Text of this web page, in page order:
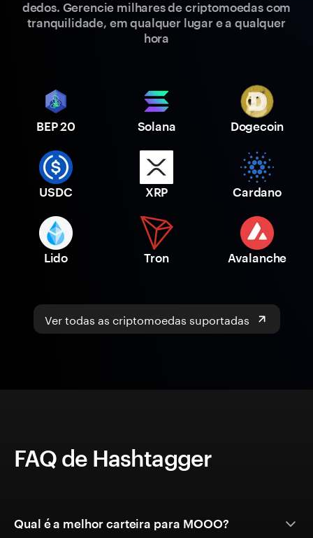
dedos. Gerencie milhares de criptomoedas com
tranquilidade, em qualquer lugar e a qualquer
hora
BEP 20 Solana Dogecoin
USDC XRP Cardano
Lido Tron Avalanche
Ver todas as criptomoedas suportadas
FAQ de Hashtagger
Qual é a melhor carteira para MOOO?